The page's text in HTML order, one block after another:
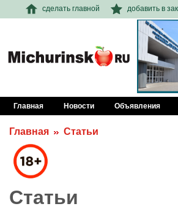
сделать главной добавить в
Главная Новости Объявления
Главная Статьи
Статьи